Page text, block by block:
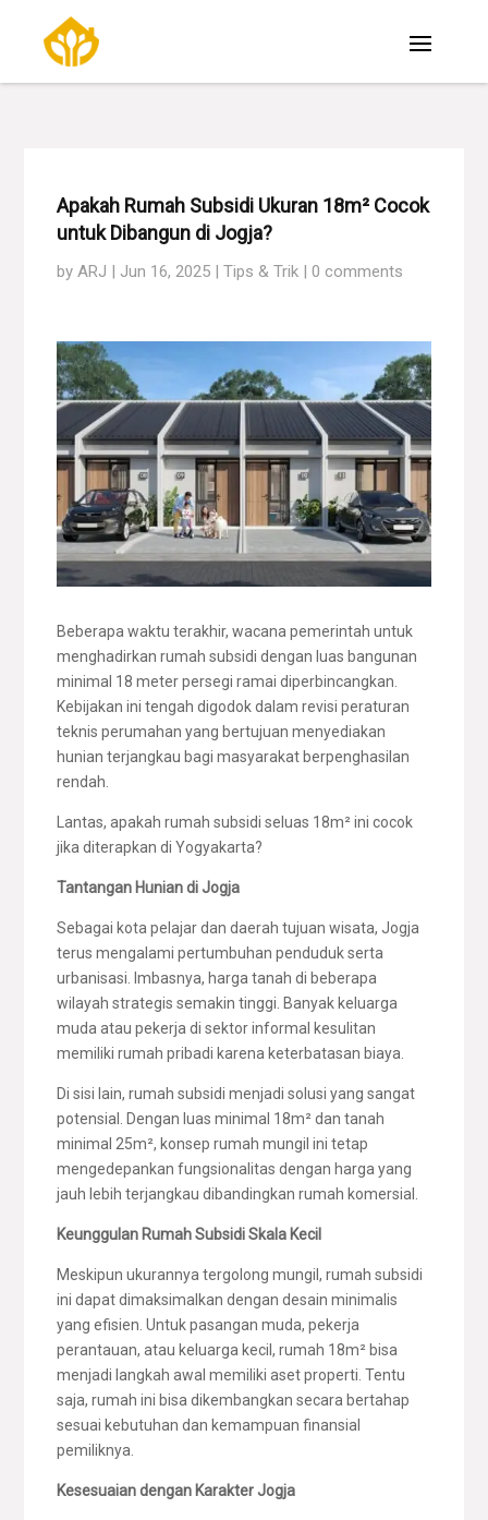
Apakah Rumah Subsidi Ukuran 18m² Cocok
untuk Dibangun di Jogja?
by ARJ | Jun 16, 2025 |Tips & Trik |0 comments
Beberapa waktu terakhir, wacana pemerintah untuk
menghadirkan rumah subsidi dengan luas bangunan
minimal 18 meter persegi ramai diperbincangkan.
Kebijakan ini tengah digodok dalam revisi peraturan
teknis perumahan yang bertujuan menyediakan
hunian terjangkau bagi masyarakat berpenghasilan
rendah.
Lantas, apakah rumah subsidi seluas 18m² ini cocok
jika diterapkan di Yogyakarta?
Tantangan Hunian di Jogja
Sebagai kota pelajar dan daerah tujuan wisata, Jogja
terus mengalami pertumbuhan penduduk serta
urbanisasi. Imbasnya, harga tanah di beberapa
wilayah strategis semakin tinggi. Banyak keluarga
muda atau pekerja di sektor informal kesulitan
memiliki rumah pribadi karena keterbatasan biaya.
Di sisi lain, rumah subsidi menjadi solusi yang sangat
potensial. Dengan luas minimal 18m² dan tanah
minimal 25m², konsep rumah mungil ini tetap
mengedepankan fungsionalitas dengan harga yang
jauh lebih terjangkau dibandingkan rumah komersial.
Keunggulan Rumah Subsidi Skala Kecil
Meskipun ukurannya tergolong mungil, rumah subsidi
ini dapat dimaksimalkan dengan desain minimalis
yang efisien. Untuk pasangan muda, pekerja
perantauan, atau keluarga kecil, rumah 18m² bisa
menjadi langkah awal memiliki aset properti. Tentu
saja, rumah ini bisa dikembangkan secara bertahap
sesuai kebutuhan dan kemampuan finansial
pemiliknya.
Kesesuaian dengan Karakter Jogja